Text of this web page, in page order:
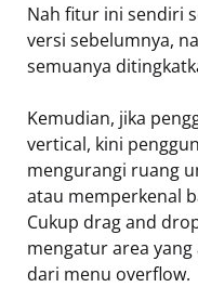
Nah fitur ini sendiri
versi sebelumnya,
semuanya
Kemudian, jika
vertical, kini
mengurangi ruang
atau memperkenal
Cukup drag and
mengatur area
dari menu overflow.